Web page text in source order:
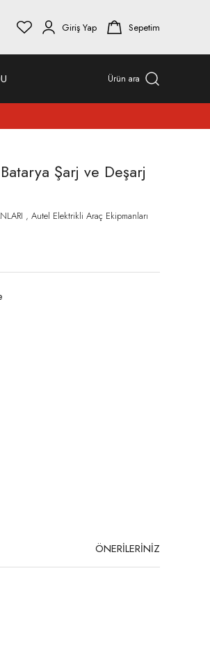
Giriş Yap Sepetim
Ürün ara
Şarj ve Deşarj
, Autel Elektrikli Araç Ekipmanları
ÖNERİLERİNİZ